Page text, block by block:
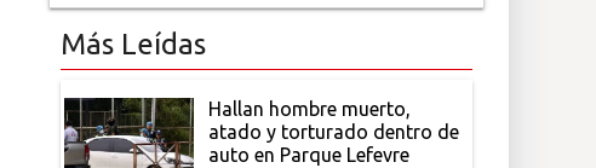
Más Leídas
Hallan hombre muerto,
atado y torturado dentro de
auto en Parque Lefevre